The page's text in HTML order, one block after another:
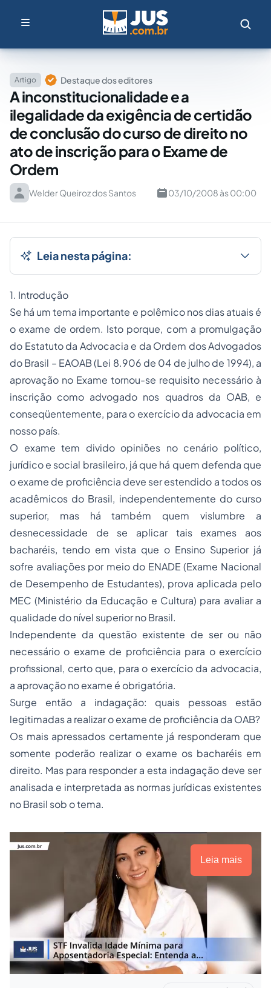
Artigo Destaque dos editores
A inconstitucionalidade e a
ilegalidade da exigência de certidão
de conclusão do curso de direito no
ato de inscrição para o Exame de
Ordem
Welder Queiroz dos Santos 03/10/2008 às 00:00
Leia nesta página:
1. Introdução
Se há um tema importante e polêmico nos dias atuais é
o exame de ordem. Isto porque, com a promulgação
do Estatuto da Advocacia e da Ordem dos Advogados
do Brasil – EAOAB (Lei 8.906 de 04 de julho de 1994), a
aprovação no Exame tornou-se requisito necessário à
inscrição como advogado nos quadros da OAB, e
conseqüentemente, para o exercício da advocacia em
nosso país.
O exame tem divido opiniões no cenário político,
jurídico e social brasileiro, já que há quem defenda que
o exame de proficiência deve ser estendido a todos os
acadêmicos do Brasil, independentemente do curso
superior, mas há também quem vislumbre a
desnecessidade de se aplicar tais exames aos
bacharéis, tendo em vista que o Ensino Superior já
sofre avaliações por meio do ENADE (Exame Nacional
de Desempenho de Estudantes), prova aplicada pelo
MEC (Ministério da Educação e Cultura) para avaliar a
qualidade do nível superior no Brasil.
Independente da questão existente de ser ou não
necessário o exame de proficiência para o exercício
profissional, certo que, para o exercício da advocacia,
a aprovação no exame é obrigatória.
Surge então a indagação: quais pessoas estão
legitimadas a realizar o exame de proficiência da OAB?
Os mais apressados certamente já responderam que
somente poderão realizar o exame os bacharéis em
direito. Mas para responder a esta indagação deve ser
analisada e interpretada as normas jurídicas existentes
no Brasil sob o tema.
Leia mais